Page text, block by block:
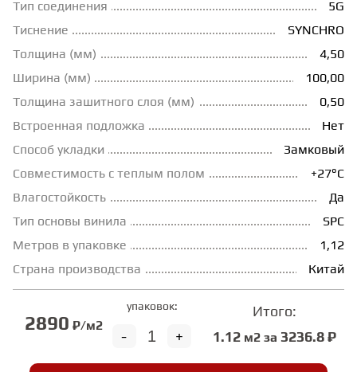
ТЕПЛЫЙ ПОЛ
МАССИВНАЯ ДОСКА
ИСКУССТВЕННАЯ ТРАВА
ИНЖЕНЕРНЫЙ МОДУЛЬ
СТУПЕНИ
Тип соединения
5G
Тиснение
SYNCHRO
Толщина (мм)
4,50
Ширина (мм)
100,00
Толщина зашитного слоя (мм)
0,50
Встроенная подложка
Нет
Способ укладки
Замковый
Совместимость с теплым полом
+27°С
Влагостойкость
Да
Тип основы винила
SPC
Метров в упаковке
1,12
Страна производства
Китай
2890 ₽/м2
упаковок:
+
-
Итого:
1.12м2 за 3236.8 ₽